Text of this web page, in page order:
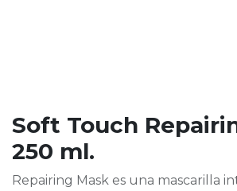
Soft Touch
250 ml.
Repairing Mask es una mascarilla